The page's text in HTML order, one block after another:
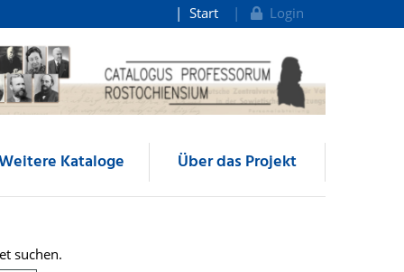
Start Login
Kataloge Über das Projekt
suchen.